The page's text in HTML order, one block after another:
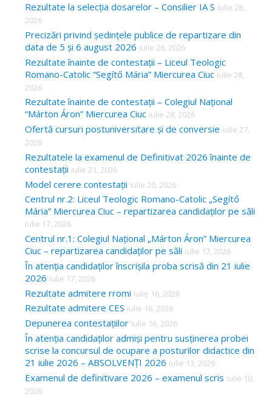
Rezultate la selecția dosarelor – Consilier IA S iulie 28,
2026
Precizări privind ședințele publice de repartizare din
data de 5 și 6 august 2026 iulie 28, 2026
Rezultate înainte de contestații – Liceul Teologic
Romano-Catolic “Segítő Mária” Miercurea Ciuc iulie 28,
2026
Rezultate înainte de contestații – Colegiul Național
“Márton Áron” Miercurea Ciuc iulie 28, 2026
Ofertă cursuri postuniversitare și de conversie iulie 27,
2026
Rezultatele la examenul de Definitivat 2026 înainte de
contestații iulie 21, 2026
Model cerere contestații iulie 20, 2026
Centrul nr.2: Liceul Teologic Romano-Catolic „Segítő
Mária” Miercurea Ciuc – repartizarea candidaților pe săli
iulie 17, 2026
Centrul nr.1: Colegiul Național „Márton Áron” Miercurea
Ciuc – repartizarea candidaților pe săli iulie 17, 2026
În atenția candidaților înscrișila proba scrisă din 21 iulie
2026 iulie 17, 2026
Rezultate admitere rromi iulie 16, 2026
Rezultate admitere CES iulie 16, 2026
Depunerea contestațiilor iulie 16, 2026
În atenția candidaților admiși pentru susținerea probei
scrise la concursul de ocupare a posturilor didactice din
21 iulie 2026 – ABSOLVENȚI 2026 iulie 13, 2026
Examenul de definitivare 2026 – examenul scris iulie 10,
2026